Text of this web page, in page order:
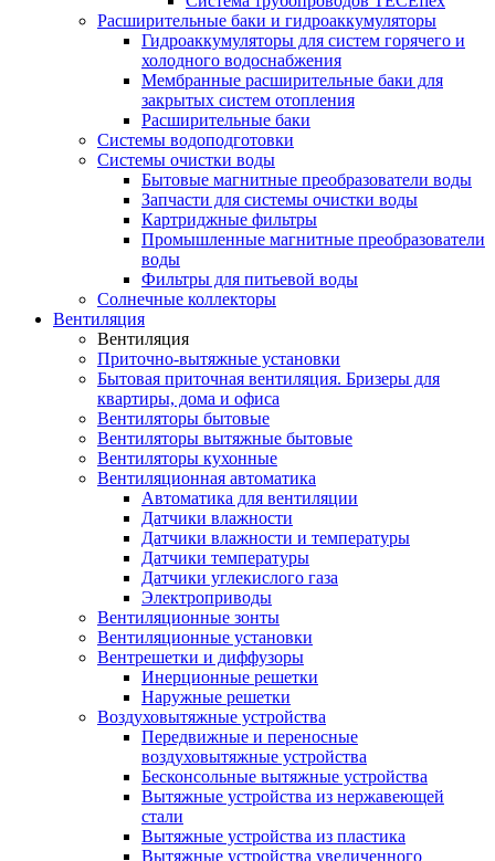
Расширительные баки и гидроаккумуляторы
Гидроаккумуляторы для систем горячего и
холодного водоснабжения
Мембранные расширительные баки для
закрытых систем отопления
Расширительные баки
Системы водоподготовки
Системы очистки воды
Бытовые магнитные преобразователи воды
Запчасти для системы очистки воды
Картриджные фильтры
Промышленные магнитные преобразователи
воды
Фильтры для питьевой воды
Солнечные коллекторы
Вентиляция
Вентиляция
Приточно-вытяжные установки
Бытовая приточная вентиляция. Бризеры для
квартиры, дома и офиса
Вентиляторы бытовые
Вентиляторы вытяжные бытовые
Вентиляторы кухонные
Вентиляционная автоматика
Автоматика для вентиляции
Датчики влажности
Датчики влажности и температуры
Датчики температуры
Датчики углекислого газа
Электроприводы
Вентиляционные зонты
Вентиляционные установки
Вентрешетки и диффузоры
Инерционные решетки
Наружные решетки
Воздуховытяжные устройства
Передвижные и переносные
воздуховытяжные устройства
Бесконсольные вытяжные устройства
Вытяжные устройства из нержавеющей
стали
Вытяжные устройства из пластика
Вытяжные устройства увеличенного